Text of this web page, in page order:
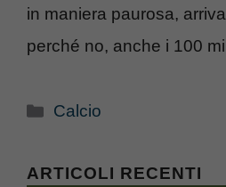
in maniera paurosa,
perché no, anche i 100
Categorie
Calcio
ARTICOLI RECENTI